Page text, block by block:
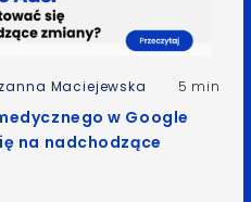
Maciejewska 5 min
w Google
na nadchodzące